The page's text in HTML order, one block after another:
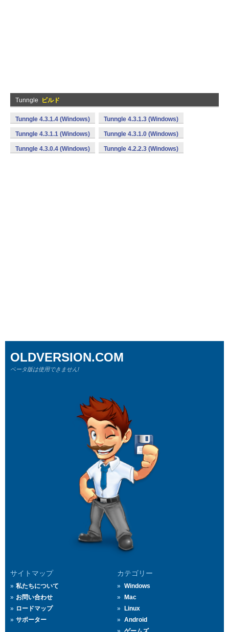
Tunngle ビルド
Tunngle 4.3.1.4 (Windows) Tunngle 4.3.1.3 (Windows)
Tunngle 4.3.1.1 (Windows) Tunngle 4.3.1.0 (Windows)
Tunngle 4.3.0.4 (Windows) Tunngle 4.2.2.3 (Windows)
サイトマップ
私たちについて
お問い合わせ
ロードマップ
サポーター
カテゴリー
Windows
Mac
Linux
Android
OLDVERSION.COM
ベータ版は使用できません!